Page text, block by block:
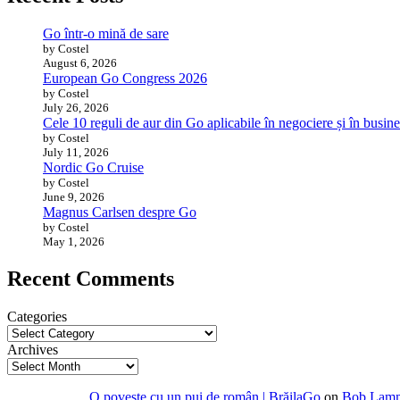
Go într-o mină de sare
by Costel
August 6, 2026
European Go Congress 2026
by Costel
July 26, 2026
Cele 10 reguli de aur din Go aplicabile în negociere și în
by Costel
July 11, 2026
Nordic Go Cruise
by Costel
June 9, 2026
Magnus Carlsen despre Go
by Costel
May 1, 2026
Recent Comments
Categories
Archives
O poveste cu un pui de român | BrăilaGo on Bob